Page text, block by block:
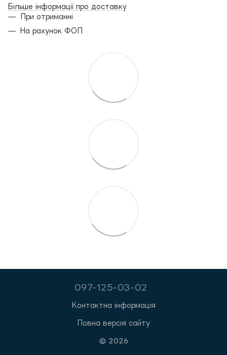
Більше інформації про доставку
При отриманні
На рахунок ФОП
097-125-03-02
Контактна інформація
Повна версія сайту
© 2026